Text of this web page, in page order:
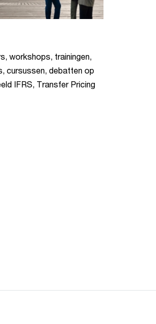
workshops, trainingen,
cursussen, debatten op
IFRS, Transfer Pricing